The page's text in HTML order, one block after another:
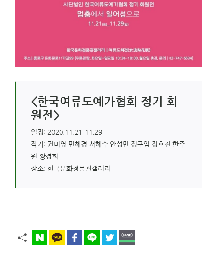
<한국여류도예가협회 정기 회
원전>
일정: 2020.11.21-11.29
작가: 권미영 민혜경 서혜수 안성민 정구임 정호진 한주
원 황경희
장소: 한국문화정품관갤러리